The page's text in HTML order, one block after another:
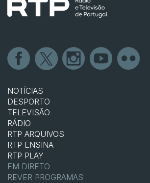
NOTÍCIAS
DESPORTO
TELEVISÃO
RÁDIO
RTP ARQUIVOS
RTP ENSINA
RTP PLAY
EM DIRETO
REVER PROGRAMAS